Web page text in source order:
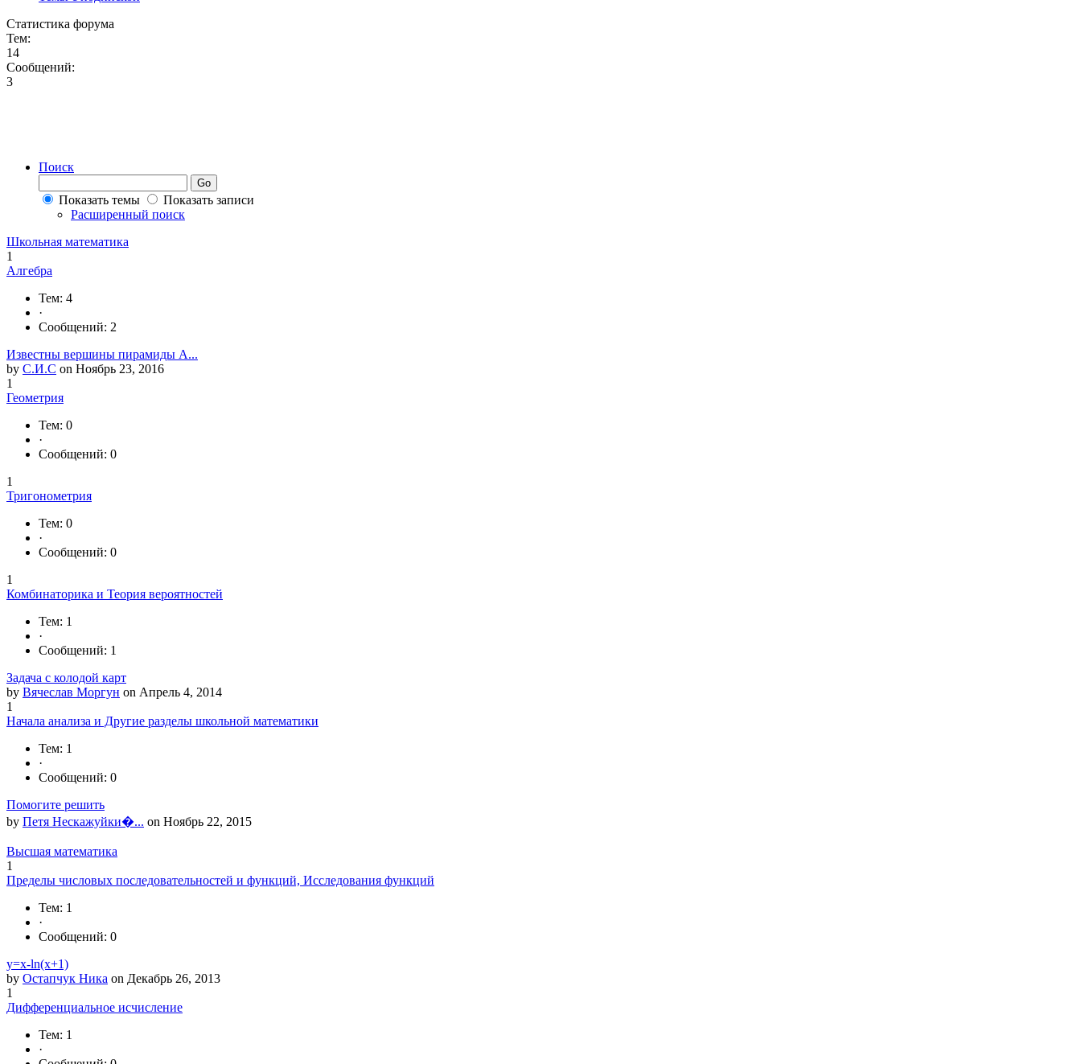
Статистика форума
Тем:
14
Сообщений:
3
Поиск
Показать темы
Показать записи
Расширенный поиск
Школьная математика
1
Алгебра
Тем: 4
·
Сообщений: 2
Известны вершины пирамиды A...
by С.И.С on Ноябрь 23, 2016
1
Геометрия
Тем: 0
·
Сообщений: 0
1
Тригонометрия
Тем: 0
·
Сообщений: 0
1
Комбинаторика и Теория вероятностей
Тем: 1
·
Сообщений: 1
Задача с колодой карт
by Вячеслав Моргун on Апрель 4, 2014
1
Начала анализа и Другие разделы школьной математики
Тем: 1
·
Сообщений: 0
Помогите решить
by Петя Нескажуйки�... on Ноябрь 22, 2015
Высшая математика
1
Пределы числовых последовательностей и функций, Исследования функций
Тем: 1
·
Сообщений: 0
y=x-ln(x+1)
by Остапчук Ника on Декабрь 26, 2013
1
Дифференциальное исчисление
Тем: 1
·